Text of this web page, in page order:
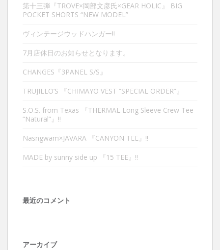
第十三弾『TROVE×岡部文彦氏×GEAR HOLIC』 BIG
POCKET SHORTS “NEW MODEL”
ヴィンテージウッドハンガー‼︎
7月店休日のお知らせとなります。
CHANGES『3PANEL S/S』
TRUJILLO’S 『CHIMAYO VEST “SPECIAL ORDER”』
S.O.S. from Texas 『THERMAL Long Sleeve Crew Tee
“Natural”』‼︎
Nasngwam×JAVARA 『CANYON TEE』‼︎
MADE by sunny side up 『15 TEE』‼︎
最近のコメント
アーカイブ